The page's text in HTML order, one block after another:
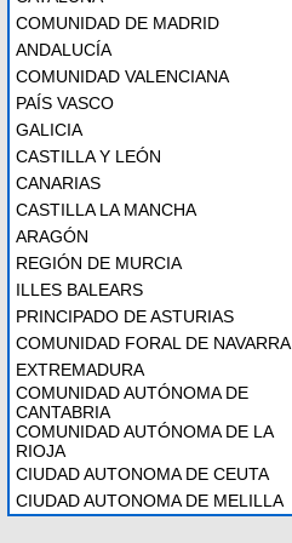
COMUNIDAD DE MADRID
ANDALUCÍA
COMUNIDAD VALENCIANA
PAÍS VASCO
GALICIA
CASTILLA Y LEÓN
CANARIAS
CASTILLA LA MANCHA
ARAGÓN
REGIÓN DE MURCIA
ILLES BALEARS
PRINCIPADO DE ASTURIAS
COMUNIDAD FORAL DE NAVARRA
EXTREMADURA
COMUNIDAD AUTÓNOMA DE
CANTABRIA
COMUNIDAD AUTÓNOMA DE LA
RIOJA
CIUDAD AUTONOMA DE CEUTA
CIUDAD AUTONOMA DE MELILLA